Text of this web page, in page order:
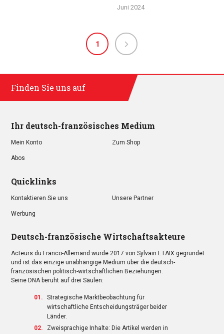
Juni 2024
1
Finden Sie uns auf
Ihr deutsch-französisches Medium
Mein Konto Zum Shop
Abos
Quicklinks
Kontaktieren Sie uns Unsere Partner
Werbung
Deutsch-französische Wirtschaftsakteure
Acteurs du Franco-Allemand wurde 2017 von Sylvain ETAIX gegründet
und ist das einzige unabhängige Medium über die deutsch-
französischen politisch-wirtschaftlichen Beziehungen.
Seine DNA beruht auf drei Säulen:
Strategische Marktbeobachtung für
wirtschaftliche Entscheidungsträger beider
Länder.
Zweisprachige Inhalte: Die Artikel werden in